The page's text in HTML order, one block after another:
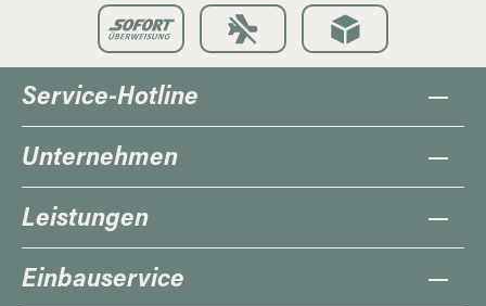
Service-Hotline
Unternehmen
Leistungen
Einbauservice